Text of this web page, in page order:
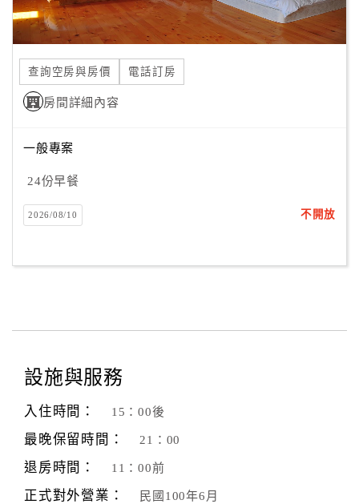
品
宣
傳
查詢空房與房價 電話訂房
房間詳細內容
一般專案
24份早餐
2026/08/10 不開放
設施與服務
入住時間： 15：00後
最晚保留時間： 21：00
退房時間： 11：00前
正式對外營業： 民國100年6月